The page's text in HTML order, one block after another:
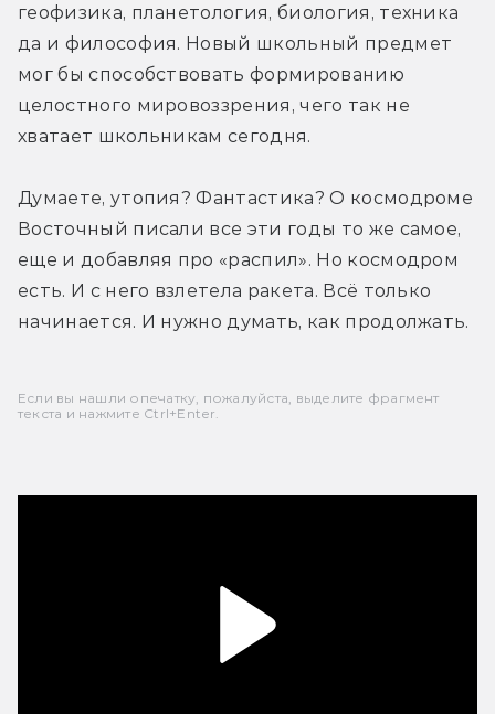
геофизика, планетология, биология, техника
да и философия. Новый школьный предмет
мог бы способствовать формированию
целостного мировоззрения, чего так не
хватает школьникам сегодня.
Думаете, утопия? Фантастика? О космодроме
Восточный писали все эти годы то же самое,
еще и добавляя про «распил». Но космодром
есть. И с него взлетела ракета. Всё только
начинается. И нужно думать, как продолжать.
Если вы нашли опечатку, пожалуйста, выделите фрагмент
текста и нажмите Ctrl+Enter.